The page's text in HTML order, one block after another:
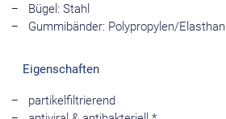
Bügel: Stahl
Gummibänder: Polypropylen/Elasthan
Eigenschaften
partikelfiltrierend